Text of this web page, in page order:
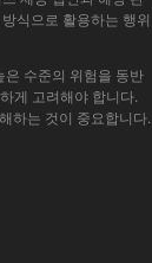
식으로 활용하는 행위
은 수준의 위험을 동반
게 고려해야 합니다.
하는 것이 중요합니다.